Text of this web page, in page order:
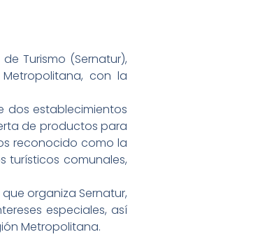
Turismo (Sernatur),
con la
dos establecimientos
de productos para
reconocido como la
turísticos comunales,
organiza Sernatur,
especiales, así
Metropolitana.